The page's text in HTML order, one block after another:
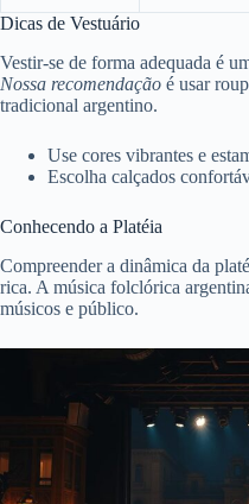
Dicas de Vestuário
Vestir-se de forma adequada é
Nossa recomendação é usar
tradicional argentino.
Use cores vibrantes e
Escolha calçados
Conhecendo a Platéia
Compreender a dinâmica da
rica. A música folclórica
músicos e público.